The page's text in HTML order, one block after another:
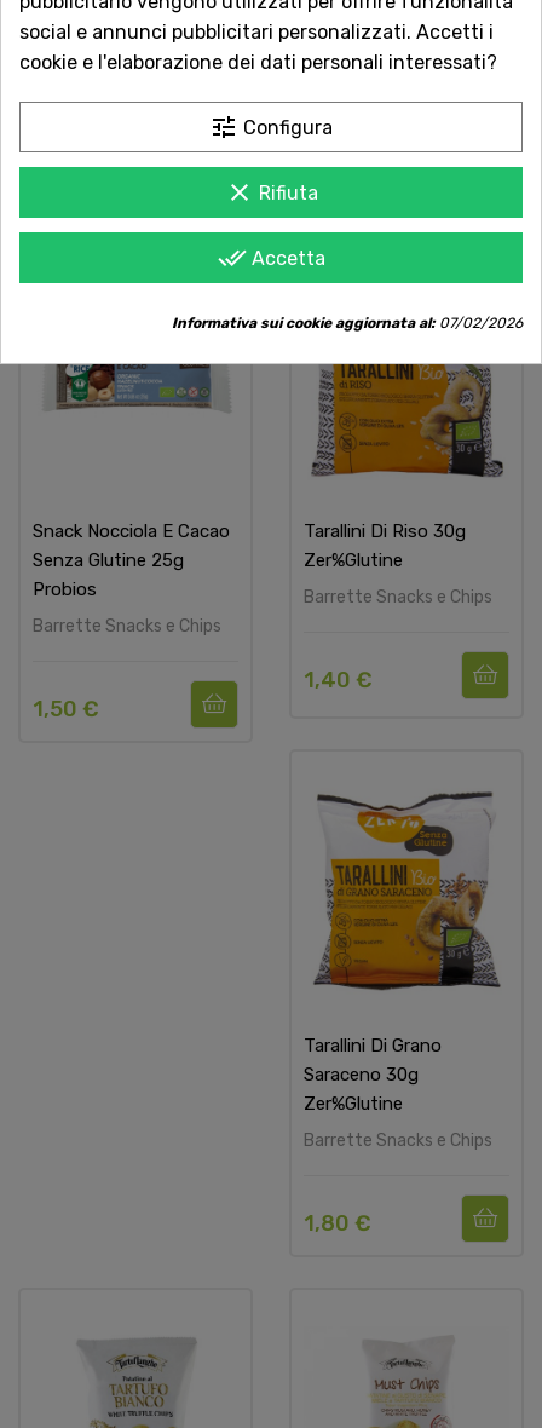
Senza Glutine 25g
Probios
1,50 €
Nocciole Senza Zuccheri
25g Probios
1,50 €
Snack Nocciola E Cacao
Senza Glutine 25g
Probios
Barrette Snacks e Chips
1,50 €
Tarallini Di Riso 30g
Zer%Glutine
Barrette Snacks e Chips
1,40 €
Tarallini Di Grano
Saraceno 30g
Zer%Glutine
Barrette Snacks e Chips
1,80 €
social e annunci pubblicitari personalizzati. Accetti i
cookie e l'elaborazione dei dati personali interessati?
tune Configura
clear Rifiuta
done_all Accetta
Informativa sui cookie aggiornata al:07/02/2026